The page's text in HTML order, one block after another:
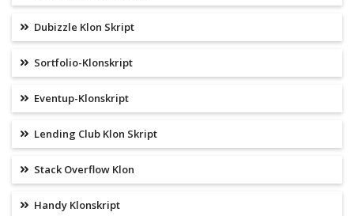
Dubizzle Klon Skript
Sortfolio-Klonskript
Eventup-Klonskript
Lending Club Klon Skript
Stack Overflow Klon
Handy Klonskript